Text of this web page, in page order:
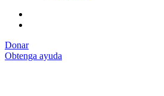
Donar
Obtenga ayuda